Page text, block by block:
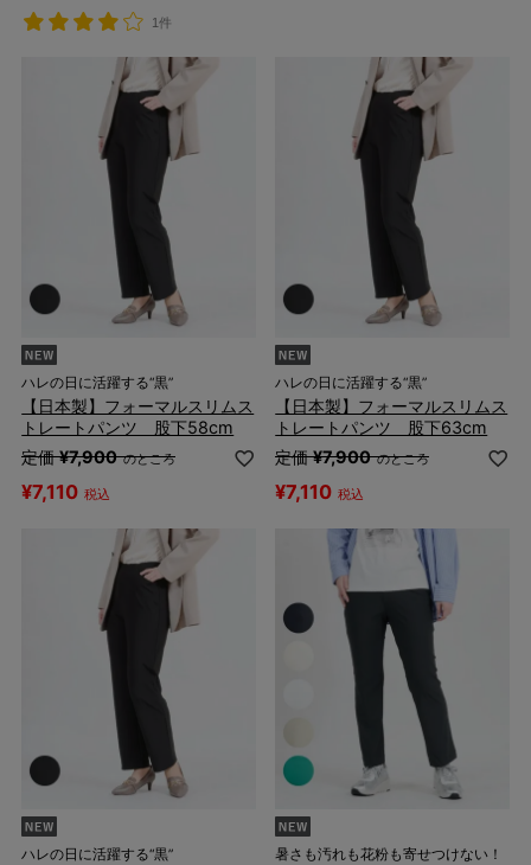
1件
ハレの日に活躍する“黒”
【日本製】フォーマルスリムス
トレートパンツ 股下58cm
定価 ¥7,900 のところ
¥7,110 税込
ハレの日に活躍する“黒”
【日本製】フォーマルスリムス
トレートパンツ 股下63cm
定価 ¥7,900 のところ
¥7,110 税込
ハレの日に活躍する“黒” 暑さも汚れも花粉も寄せつけない！